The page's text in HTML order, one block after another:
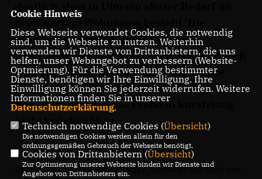
zahlreichen vorgeschlagenen und
beschlossenen Maßnahmen im Sozialbereich
begrüßen wir sehr. In der Sitzung wurde
aber auch deutlich, dass sich durch
Neubauten alleine das Problem kurzfristig
nicht beheben lässt.
Deshalb beantragen wir zu prüfen, inwieweit die Stadt bzw.
Cookie Hinweis
Diese Webseite verwendet Cookies, die notwendig
sind, um die Webseite zu nutzen. Weiterhin
verwenden wir Dienste von Drittanbietern, die uns
helfen, unser Webangebot zu verbessern (Website-
Optmierung). Für die Verwendung bestimmter
Dienste, benötigen wir Ihre Einwilligung. Ihre
Einwilligung können Sie jederzeit widerrufen. Weitere
Informationen finden Sie in unserer
Datenschutzerklärung.
Technisch notwendige Cookies (Übersicht)
Die notwendigen Cookies werden allein für den
ordnungsgemäßen Gebrauch der Webseite benötigt.
Cookies von Drittanbietern (Übersicht)
Zur Optimierung unserer Webseite binden wir Dienste und
Angebote von Drittanbietern ein.